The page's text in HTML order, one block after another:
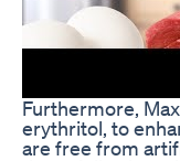
Furthermore,
erythritol, to
are free from